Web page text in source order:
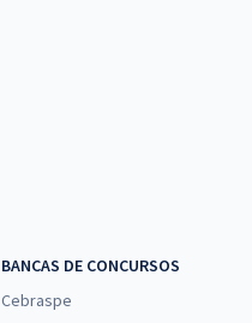
BANCAS DE CONCURSOS
Cebraspe